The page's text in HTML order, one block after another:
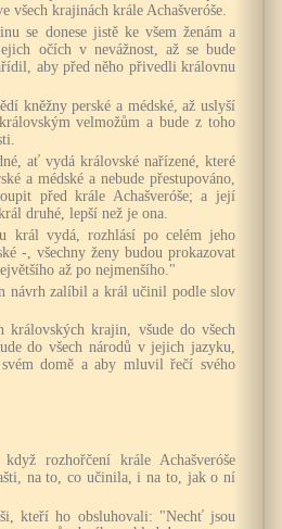
všech krajinách krále Achašveróše.
se donese jistě ke všem ženám a
očích v nevážnost, až se bude
aby před něho přivedli královnu
kněžny perské a médské, až uslyší
velmožům a bude z toho
ať vydá královské nařízené, které
a médské a nebude přestupováno,
před krále Achašveróše; a její
druhé, lepší než je ona.
král vydá, rozhlásí po celém jeho
-, všechny ženy budou prokazovat
až po nejmenšího."
návrh zalíbil a král učinil podle slov
královských krajin, všude do všech
do všech národů v jejich jazyku,
domě a aby mluvil řečí svého
rozhořčení krále Achašveróše
na to, co učinila, i na to, jak o ní
kteří ho obsluhovali: "Nechť jsou